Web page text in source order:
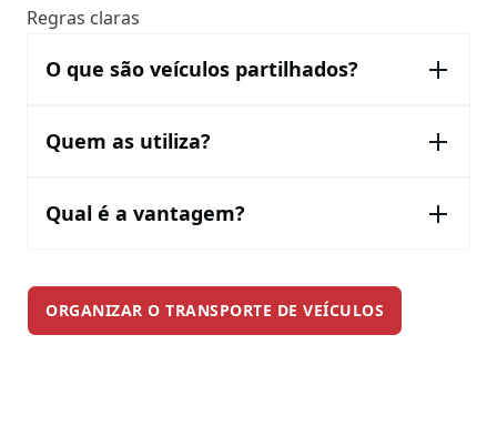
Regras claras
O que são veículos partilhados?
Quem as utiliza?
Qual é a vantagem?
ORGANIZAR O TRANSPORTE DE VEÍCULOS